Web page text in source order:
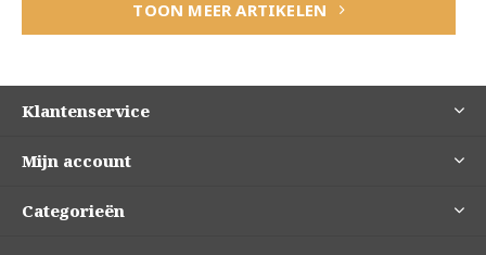
TOON MEER ARTIKELEN
Klantenservice
Mijn account
Categorieën